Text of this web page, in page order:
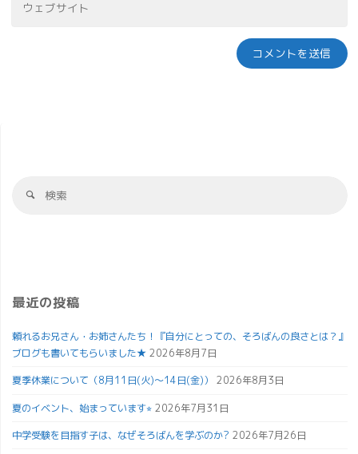
最近の投稿
頼れるお兄さん・お姉さんたち！『自分にとっての、そろばんの良さとは？』
ブログも書いてもらいました★ 2026年8月7日
夏季休業について（8月11日(火)～14日(金)） 2026年8月3日
夏のイベント、始まっています⭐︎ 2026年7月31日
中学受験を目指す子は、なぜそろばんを学ぶのか? 2026年7月26日